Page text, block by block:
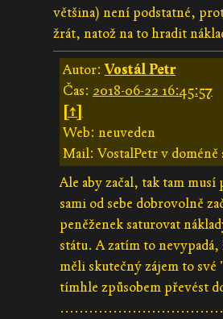
většina) není podstatné,
žrát, natož na to hradit
Autor:Vostál Petr
Čas: 2018-06-22 16:45:57
[↑]
Web: neuveden
Mail: VostalPetr v doméně
Ale aby začal, tak tam
sami od sebe dobrovolně
peněženek saturovat
státu. A zatím to
měli skutečný zájem to
tímhle způsobem převést